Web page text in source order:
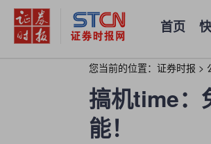
首页
您当前的位置： 证券时报 >
搞机time：
能！